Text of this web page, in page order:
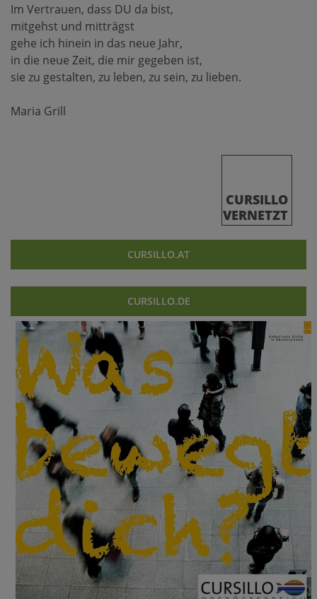
Im Vertrauen, dass DU da bist,
mitgehst und mitträgst
gehe ich hinein in das neue Jahr,
in die neue Zeit, die mir gegeben ist,
sie zu gestalten, zu leben, zu sein, zu lieben.
Maria Grill
CURSILLO
VERNETZT
CURSILLO.AT
CURSILLO.DE